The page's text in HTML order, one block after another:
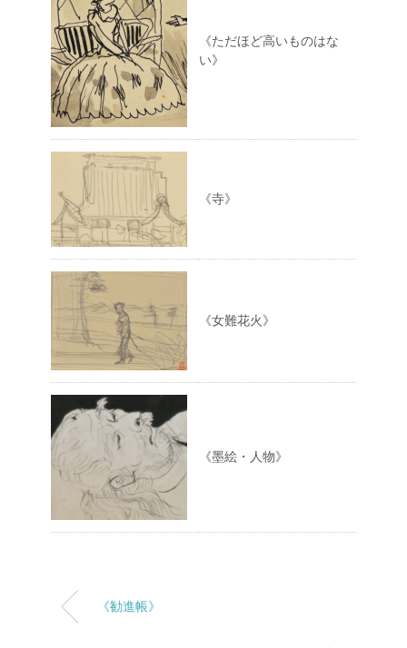
《ただほど高いものはな
い》
《寺》
《女難花火》
《墨絵・人物》
《勧進帳》